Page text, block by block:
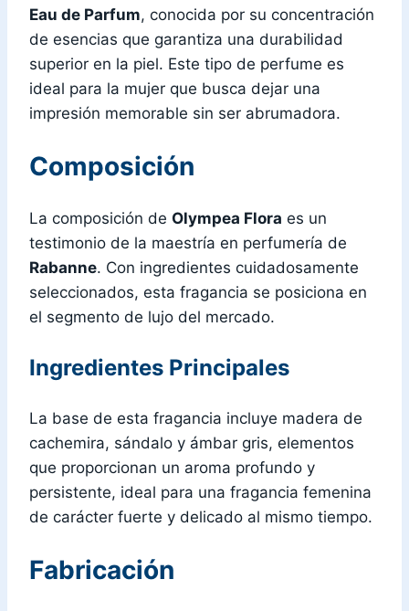
Eau de Parfum, conocida por su concentración
de esencias que garantiza una durabilidad
superior en la piel. Este tipo de perfume es
ideal para la mujer que busca dejar una
impresión memorable sin ser abrumadora.
Composición
La composición de Olympea Flora es un
testimonio de la maestría en perfumería de
Rabanne. Con ingredientes cuidadosamente
seleccionados, esta fragancia se posiciona en
el segmento de lujo del mercado.
Ingredientes Principales
La base de esta fragancia incluye madera de
cachemira, sándalo y ámbar gris, elementos
que proporcionan un aroma profundo y
persistente, ideal para una fragancia femenina
de carácter fuerte y delicado al mismo tiempo.
Fabricación